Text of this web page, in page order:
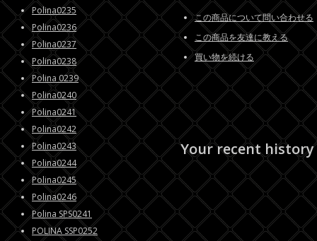
この商品について問い合わせる
この商品を友達に教える
買い物を続ける
Your recent history
Polina0235
Polina0236
Polina0237
Polina0238
Polina 0239
Polina0240
Polina0241
Polina0242
Polina0243
Polina0244
Polina0245
Polina0246
Polina SPS0241
POLINA SSP0252